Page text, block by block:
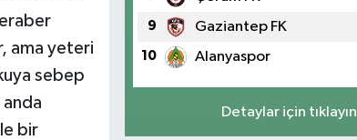
ama yeteri
sebep
anda
bir
9 Gaziantep FK
10 Alanyaspor
Detaylar için tıklayın